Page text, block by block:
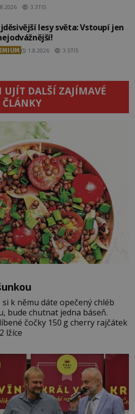
3.3TIS
lesy světa: Vstoupí jen
1.8.2026 3.5TIS
UJÍT DALŠÍ ZAJÍMAVÉ
ČLÁNKY
si k němu dáte opečený chléb
bude chutnat jedna báseň.
lžíce